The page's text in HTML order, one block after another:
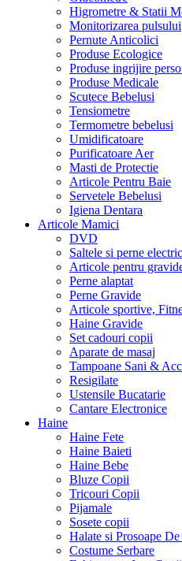
Higrometre & Statii
Monitorizarea pulsului
Pernute Anticolici
Produse Ecologice
Produse ingrijire
Produse Medicale
Scutece Bebelusi
Tensiometre
Termometre bebelusi
Umidificatoare
Purificatoare Aer
Masti de Protectie
Articole Pentru Baie
Servetele Bebelusi
Igiena Dentara
Articole Mamici
DVD
Saltele si perne
Articole pentru
Perne alaptat
Perne Gravide
Articole sportive,
Haine Gravide
Set cadouri copii
Aparate de masaj
Tampoane Sani &
Resigilate
Ustensile Bucatarie
Cantare Electronice
Haine
Haine Fete
Haine Baieti
Haine Bebe
Bluze Copii
Tricouri Copii
Pijamale
Sosete copii
Halate si Prosoape
Costume Serbare